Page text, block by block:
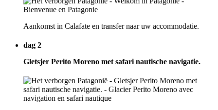
Aankomst in Calafate en transfer naar uw accommodatie.
dag 2
Gletsjer Perito Moreno met safari nautische navigatie.